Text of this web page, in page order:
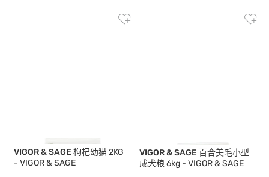
VIGOR & SAGE 枸杞幼猫 2KG
- VIGOR & SAGE
VIGOR & SAGE 百合美毛小型
成犬粮 6kg - VIGOR & SAGE